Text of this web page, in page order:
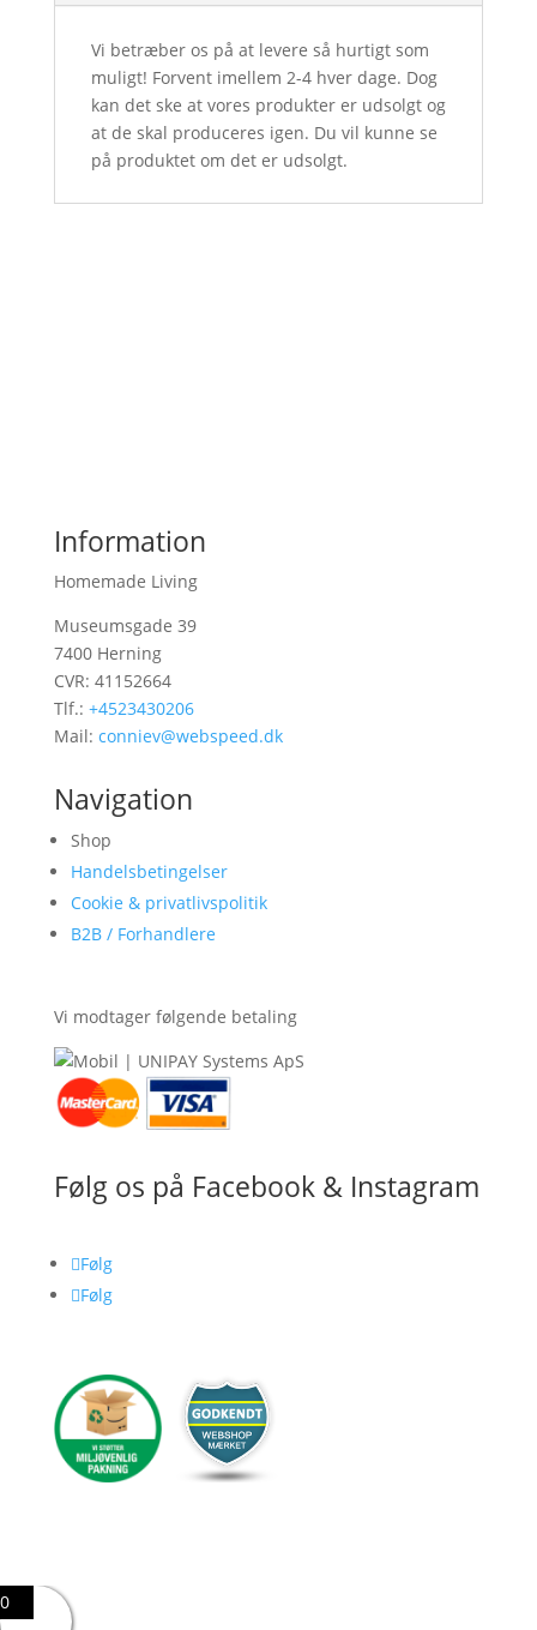
Vi betræber os på at levere så hurtigt som
muligt! Forvent imellem 2-4 hver dage. Dog
kan det ske at vores produkter er udsolgt og
at de skal produceres igen. Du vil kunne se
på produktet om det er udsolgt.
Information
Homemade Living
Museumsgade 39
7400 Herning
CVR: 41152664
Tlf.: +4523430206
Mail: conniev@webspeed.dk
Navigation
Shop
Handelsbetingelser
Cookie & privatlivspolitik
B2B / Forhandlere
Vi modtager følgende betaling
Følg os på Facebook & Instagram
Følg
Følg
0